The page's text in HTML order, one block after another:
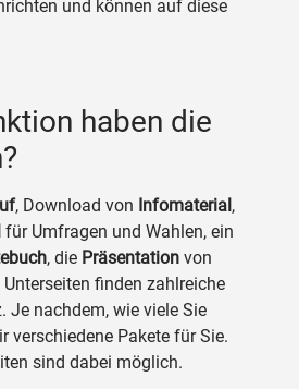
und können auf diese
haben die
, Download von Infomaterial,
für Umfragen und Wahlen, ein
, die Präsentation von
finden zahlreiche
Je nachdem, wie viele Sie
verschiedene Pakete für Sie.
sind dabei möglich.